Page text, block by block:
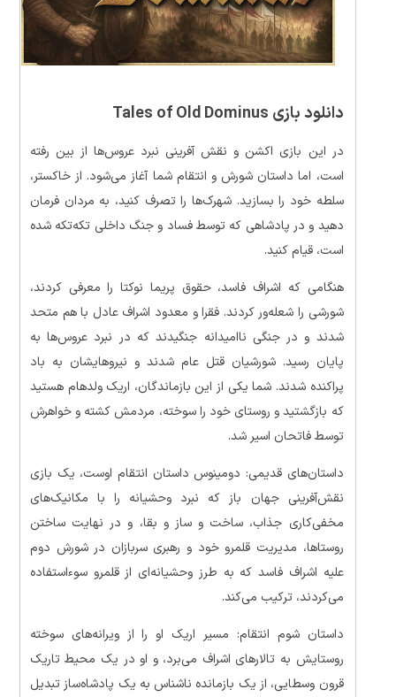
دانلود بازی Tales of Old Dominus
در این بازی اکشن و نقش آفرینی نبرد عروس‌ها از بین رفته
است، اما داستان شورش و انتقام شما آغاز می‌شود. از خاکستر،
سلطه خود را بسازید. شهرک‌ها را تصرف کنید، به مردان فرمان
دهید و در پادشاهی که توسط فساد و جنگ داخلی تکه‌تکه شده
است، قیام کنید.
هنگامی که اشراف فاسد، حقوق پریما نوکتا را معرفی کردند،
شورشی را شعله‌ور کردند. فقرا و معدود اشراف عادل با هم متحد
شدند و در جنگی ناامیدانه جنگیدند که در نبرد عروس‌ها به
پایان رسید. شورشیان قتل عام شدند و نیروهایشان به باد
پراکنده شدند. شما یکی از این بازماندگان، اریک ولدهام هستید
که بازگشتید و روستای خود را سوخته، مردمش کشته و خواهرش
توسط فاتحان اسیر شد.
داستان‌های قدیمی: دومینوس داستان انتقام اوست، یک بازی
نقش‌آفرینی جهان باز که نبرد وحشیانه را با مکانیک‌های
مخفی‌کاری جذاب، ساخت و ساز و بقا، و در نهایت ساختن
روستاها، مدیریت قلمرو خود و رهبری سربازان در شورش دوم
علیه اشراف فاسد که به طرز وحشیانه‌ای از قلمرو سوءاستفاده
می‌کردند، ترکیب می‌کند.
داستان شوم انتقام: مسیر اریک او را از ویرانه‌های سوخته
روستایش به تالارهای اشراف می‌برد، و او در یک محیط تاریک
قرون وسطایی، از یک بازمانده ناشناس به یک پادشاه‌ساز تبدیل